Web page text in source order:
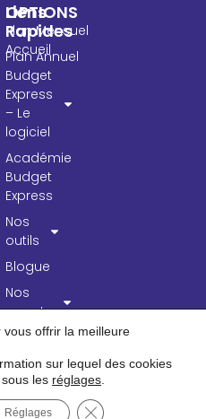
OPTIONS
Plan Mensuel
Plan Annuel
Liens
Rapides
Accueil
Budget
Express
– Le
logiciel
Académie
Budget
Express
Nos
outils
Blogue
Nos
experts
vous offrir la meilleure
sur lequel des cookies
les réglages
Réglages Fermer la bannière